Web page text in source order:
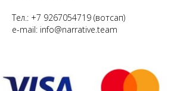
Тел.: +7 9267054719 (вотсап)
e-mail: info@narrative.team